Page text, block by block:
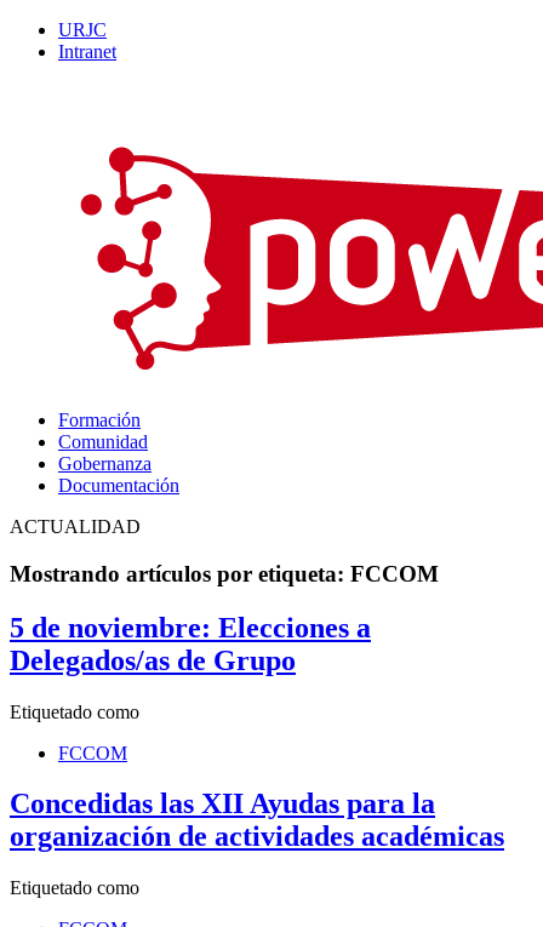
URJC
Intranet
Formación
Comunidad
Gobernanza
Documentación
ACTUALIDAD
Mostrando artículos por etiqueta: FCCOM
5 de noviembre: Elecciones a
Delegados/as de Grupo
Etiquetado como
FCCOM
Concedidas las XII Ayudas para la
organización de actividades académicas
Etiquetado como